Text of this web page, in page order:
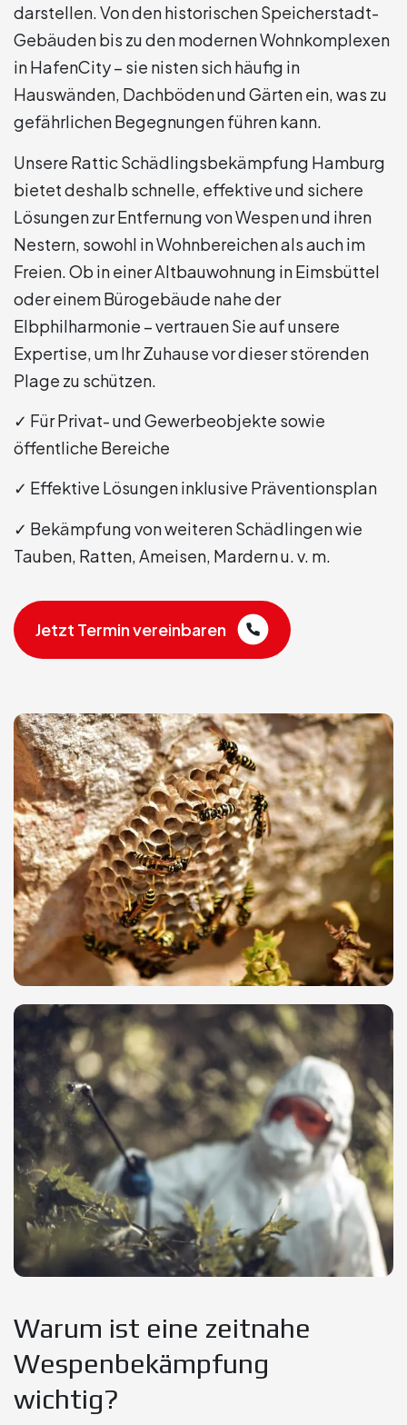
darstellen. Von den historischen Speicherstadt-
Gebäuden bis zu den modernen Wohnkomplexen
in HafenCity – sie nisten sich häufig in
Hauswänden, Dachböden und Gärten ein, was zu
gefährlichen Begegnungen führen kann.
Unsere Rattic Schädlingsbekämpfung Hamburg
bietet deshalb schnelle, effektive und sichere
Lösungen zur Entfernung von Wespen und ihren
Nestern, sowohl in Wohnbereichen als auch im
Freien. Ob in einer Altbauwohnung in Eimsbüttel
oder einem Bürogebäude nahe der
Elbphilharmonie – vertrauen Sie auf unsere
Expertise, um Ihr Zuhause vor dieser störenden
Plage zu schützen.
✓ Für Privat- und Gewerbeobjekte sowie
öffentliche Bereiche
✓ Effektive Lösungen inklusive Präventionsplan
✓ Bekämpfung von weiteren Schädlingen wie
Tauben, Ratten, Ameisen, Mardern u. v. m.
Jetzt Termin vereinbaren
Warum ist eine zeitnahe
Wespenbekämpfung
wichtig?